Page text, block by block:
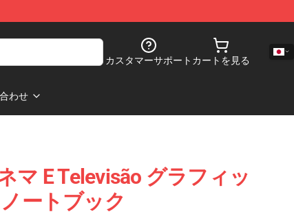
カスタマーサポート カートを見る
わせ
マ E Televisão グラフィッ
ートブック